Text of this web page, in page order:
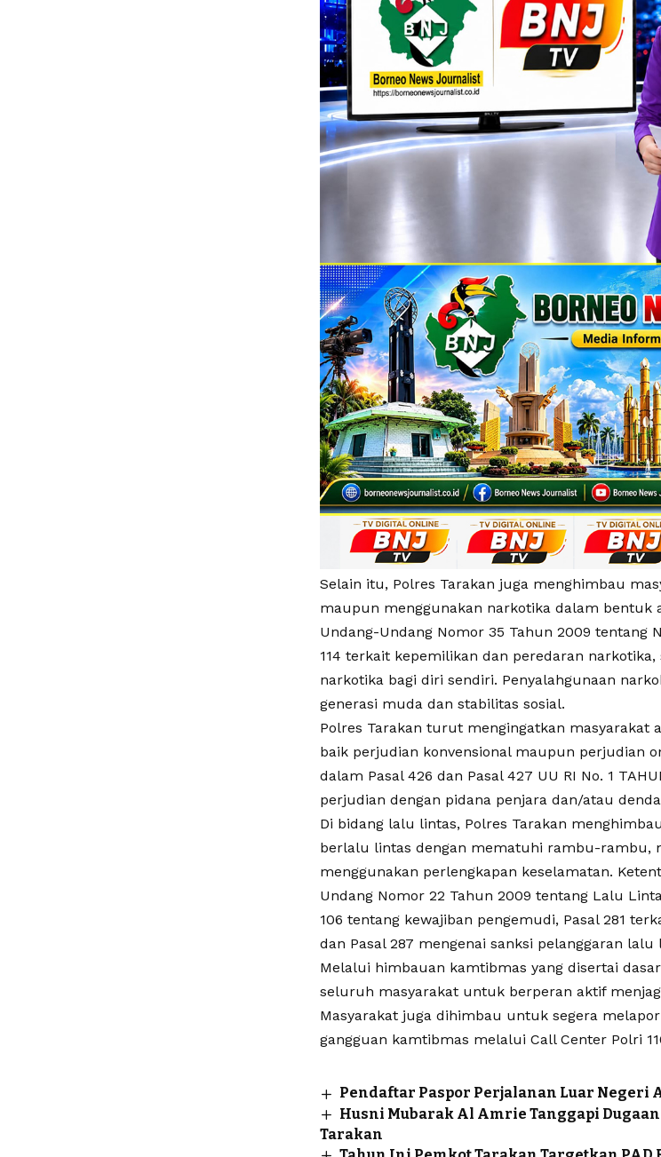
Selain itu, Polres Tarakan juga menghimbau
maupun menggunakan narkotika dalam
Undang-Undang Nomor 35 Tahun 2009 tentang
114 terkait kepemilikan dan peredaran
narkotika bagi diri sendiri. Penyalahgunaan
generasi muda dan stabilitas sosial.
Polres Tarakan turut mengingatkan masyarakat
baik perjudian konvensional maupun perjudian
dalam Pasal 426 dan Pasal 427 UU RI No. 1
perjudian dengan pidana penjara dan/atau
Di bidang lalu lintas, Polres Tarakan
berlalu lintas dengan mematuhi rambu-rambu,
menggunakan perlengkapan keselamatan.
Undang Nomor 22 Tahun 2009 tentang Lalu
106 tentang kewajiban pengemudi, Pasal 281
dan Pasal 287 mengenai sanksi pelanggaran lalu
Melalui himbauan kamtibmas yang disertai
seluruh masyarakat untuk berperan aktif
Masyarakat juga dihimbau untuk segera
gangguan kamtibmas melalui Call Center Polri
Pendaftar Paspor Perjalanan Luar Negeri
Husni Mubarak Al Amrie Tanggapi
Tarakan